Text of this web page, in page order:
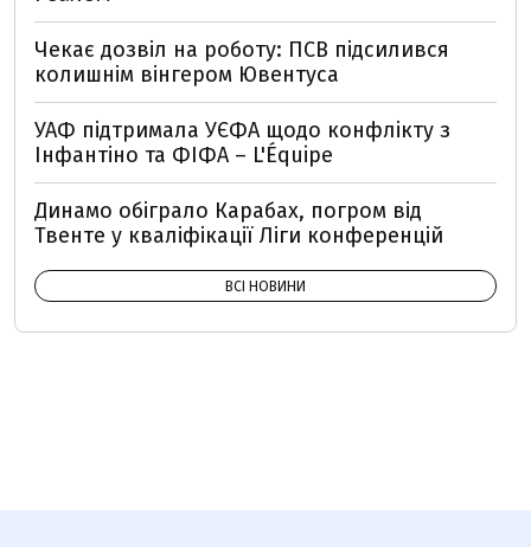
Чекає дозвіл на роботу: ПСВ підсилився
колишнім вінгером Ювентуса
УАФ підтримала УЄФА щодо конфлікту з
Інфантіно та ФІФА – L'Équipe
Динамо обіграло Карабах, погром від
Твенте у кваліфікації Ліги конференцій
ВСІ НОВИНИ